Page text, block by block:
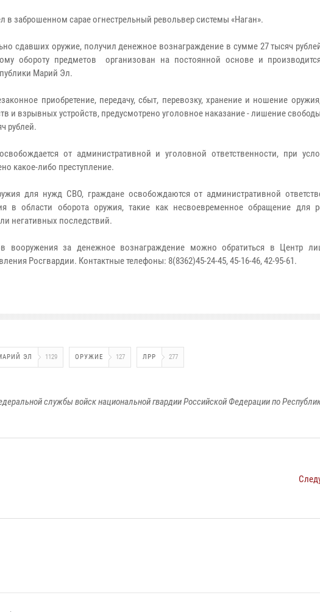
заброшенном сарае огнестрельный револьвер системы «Наган».
сдавших оружие, получил денежное вознаграждение в сумме 27 тысяч
обороту предметов организован на постоянной основе и
Марий Эл.
приобретение, передачу, сбыт, перевозку, хранение и ношение
и взрывных устройств, предусмотрено уголовное наказание - лишение
рублей.
от административной и уголовной ответственности, при
какое-либо преступление.
для нужд СВО, граждане освобождаются от административной
в области оборота оружия, такие как несвоевременное обращение для
негативных последствий.
вооружения за денежное вознаграждение можно обратиться в Центр
Росгвардии. Контактные телефоны: 8(8362)45-24-45, 45-16-46, 42-95-61.
ЭЛ 1129 ОРУЖИЕ 127 ЛРР 277
службы войск национальной гвардии Российской Федерации по